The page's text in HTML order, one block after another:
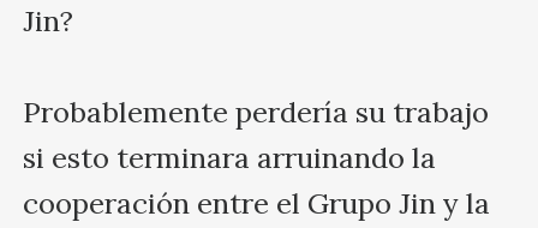
Jin?
Probablemente perdería su trabajo
si esto terminara arruinando la
cooperación entre el Grupo Jin y la